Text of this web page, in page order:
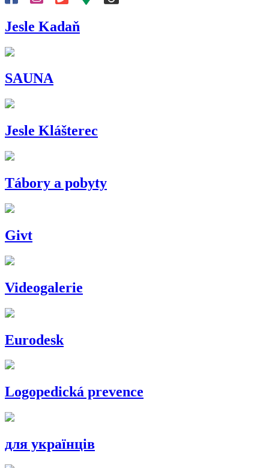
Jesle Kadaň
SAUNA
Jesle Klášterec
Tábory a pobyty
Givt
Videogalerie
Eurodesk
Logopedická prevence
для українців